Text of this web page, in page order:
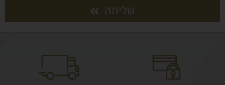
שליחה